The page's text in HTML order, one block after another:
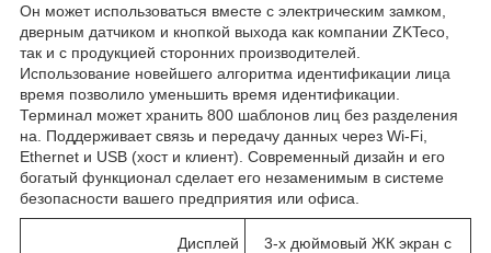
Он может использоваться вместе с электрическим замком,
дверным датчиком и кнопкой выхода как компании ZKTeco,
так и с продукцией сторонних производителей.
Использование новейшего алгоритма идентификации лица
время позволило уменьшить время идентификации.
Терминал может хранить 800 шаблонов лиц без разделения
на. Поддерживает связь и передачу данных через Wi-Fi,
Ethernet и USB (хост и клиент). Современный дизайн и его
богатый функционал сделает его незаменимым в системе
безопасности вашего предприятия или офиса.
Дисплей
3-х дюймовый ЖК экран с